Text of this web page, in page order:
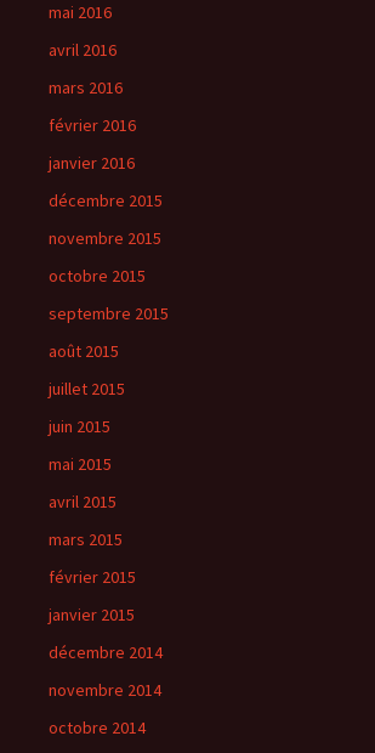
mai 2016
avril 2016
mars 2016
février 2016
janvier 2016
décembre 2015
novembre 2015
octobre 2015
septembre 2015
août 2015
juillet 2015
juin 2015
mai 2015
avril 2015
mars 2015
février 2015
janvier 2015
décembre 2014
novembre 2014
octobre 2014